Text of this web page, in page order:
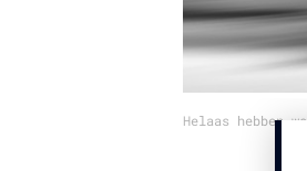
Helaas hebben